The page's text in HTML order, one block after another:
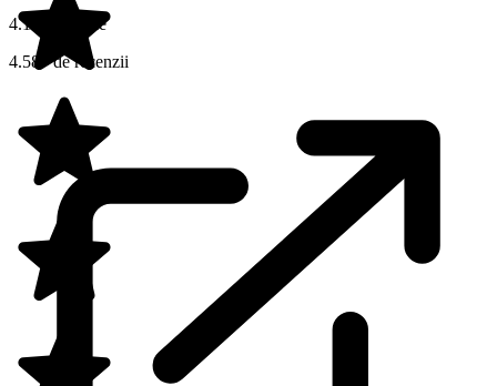
4.1 din 5 stele
4.587 de recenzii